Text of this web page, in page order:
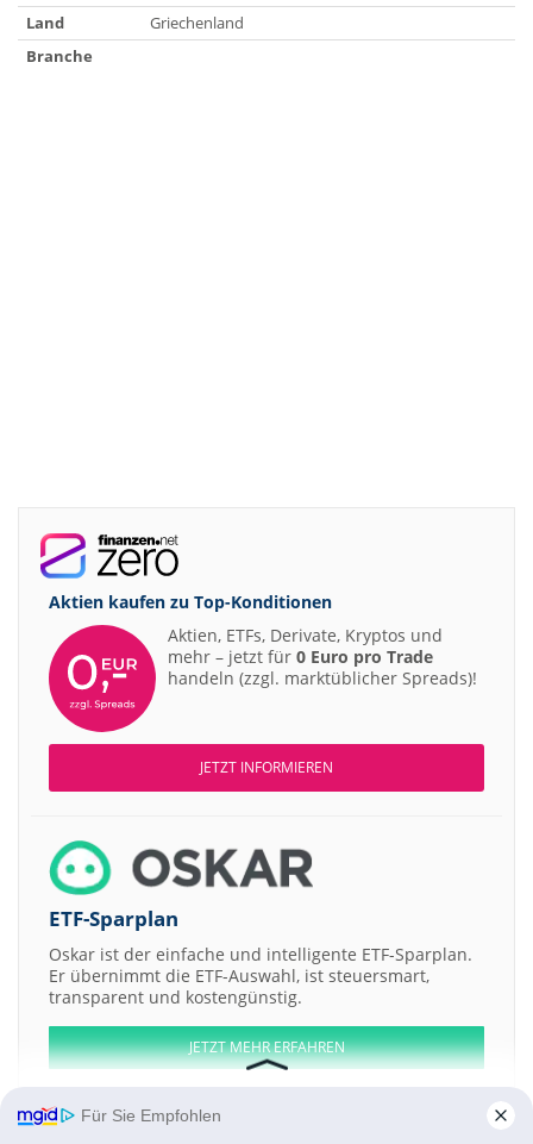
Land
Griechenland
Branche
Aktien kaufen zu Top-Konditionen
Aktien, ETFs, Derivate, Kryptos und
mehr – jetzt für 0 Euro pro Trade
handeln (zzgl. marktüblicher Spreads)!
JETZT INFORMIEREN
ETF-Sparplan
Oskar ist der einfache und intelligente ETF-Sparplan.
Er übernimmt die ETF-Auswahl, ist steuersmart,
transparent und kostengünstig.
JETZT MEHR ERFAHREN
Für Sie Empfohlen